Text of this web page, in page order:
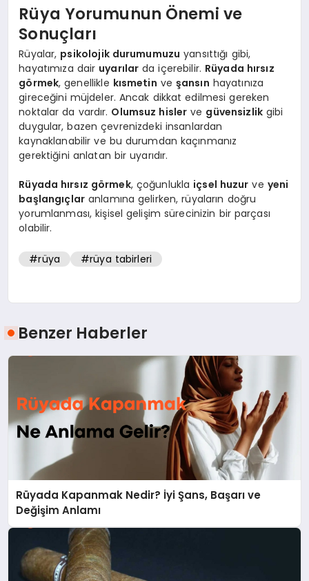
Rüya Yorumunun Önemi ve
Sonuçları
Rüyalar, psikolojik durumumuzu yansıttığı gibi,
hayatımıza dair uyarılar da içerebilir. Rüyada hırsız
görmek, genellikle kısmetin ve şansın hayatınıza
gireceğini müjdeler. Ancak dikkat edilmesi gereken
noktalar da vardır. Olumsuz hisler ve güvensizlik gibi
duygular, bazen çevrenizdeki insanlardan
kaynaklanabilir ve bu durumdan kaçınmanız
gerektiğini anlatan bir uyarıdır.
Rüyada hırsız görmek, çoğunlukla içsel huzur ve yeni
başlangıçlar anlamına gelirken, rüyaların doğru
yorumlanması, kişisel gelişim sürecinizin bir parçası
olabilir.
#rüya #rüya tabirleri
Benzer Haberler
Rüyada Kapanmak Nedir? İyi Şans, Başarı ve
Değişim Anlamı